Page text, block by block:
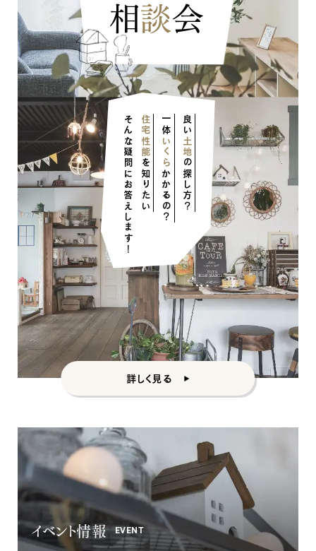
ナチュラル
ナチュラル
カントリー
ヴィンテージ
相談会
住宅性能
を知りたい
一体
いくら
かかるの？
良い
土地
の探し方？
そんな疑問にお答えします！
詳しく見る
イベント情報 EVENT